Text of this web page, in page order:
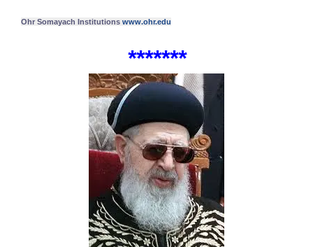
Ohr Somayach Institutions www.ohr.edu
*******